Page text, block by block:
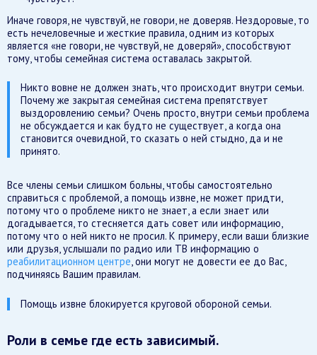
Иначе говоря, не чувствуй, не говори, не доверяв. Нездоровые, то
есть нечеловечные и жесткие правила, одним из которых
является «не говори, не чувствуй, не доверяй», способствуют
тому, чтобы семейная система оставалась закрытой.
Никто вовне не должен знать, что происходит внутри семьи.
Почему же закрытая семейная система препятствует
выздоровлению семьи? Очень просто, внутри семьи проблема
не обсуждается и как будто не существует, а когда она
становится очевидной, то сказать о ней стыдно, да и не
принято.
Все члены семьи слишком больны, чтобы самостоятельно
справиться с проблемой, а помощь извне, не может придти,
потому что о проблеме никто не знает, а если знает или
догадывается, то стесняется дать совет или информацию,
потому что о ней никто не просил. К примеру, если ваши близкие
или друзья, услышали по радио или ТВ информацию о
реабилитационном центре, они могут не довести ее до Вас,
подчиняясь Вашим правилам.
Помощь извне блокируется круговой обороной семьи.
Роли в семье где есть зависимый.